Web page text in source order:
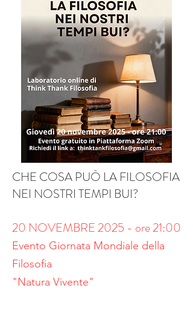
CHE COSA PUÒ LA FILOSOFIA
NEI NOSTRI TEMPI BUI?
20 NOVEMBRE 2025 - ore 21:00
Evento Giornata Mondiale della
Filosofia
"Natura Vivente"